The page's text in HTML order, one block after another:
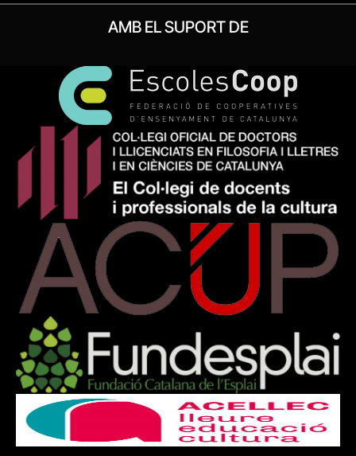
AMB EL SUPORT DE